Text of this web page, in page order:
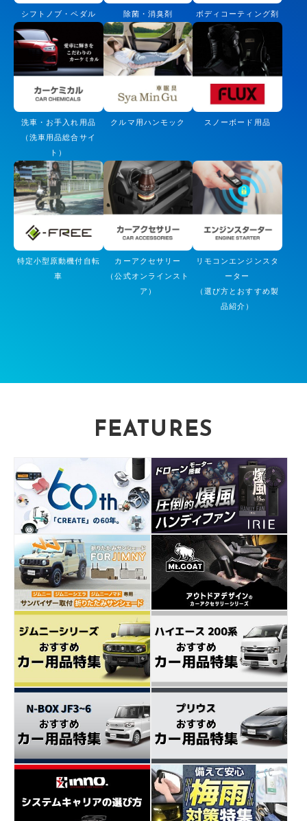
シフトノブ・ペダル 除菌・消臭剤 ボディコーティング剤
洗車・お手入れ用品
（洗車用品総合サイ
ト）
クルマ用ハンモック スノーボード用品
特定小型原動機付自転
車
カーアクセサリー
（公式オンラインスト
ア）
リモコンエンジンスタ
ーター
（選び方とおすすめ製
品紹介）
FEATURES